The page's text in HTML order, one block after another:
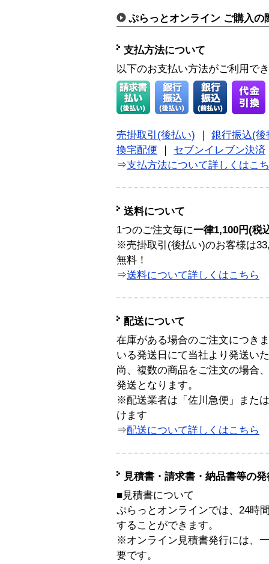
ぷらっとオンライン ご購入の
支払方法について
以下のお支払い方法がご利用で
売掛取引(後払い)
銀行振込(後
換宅配便
セブンイレブン決済
⇒支払方法について詳しくはこ
送料について
1つのご注文毎に一律1,100円(税
※売掛取引(後払い)のお客様は
無料！
⇒送料について詳しくはこちら
配送について
在庫がある場合のご注文につき
いる発送日にて当社より発送い
尚、複数の商品をご注文の場合
発送となります。
※配送業者は「佐川急便」また
けます
⇒配送について詳しくはこちら
見積書・請求書・納品書等の
■見積書について
ぷらっとオンラインでは、24時
することができます。
※オンライン見積書発行には、
要です。